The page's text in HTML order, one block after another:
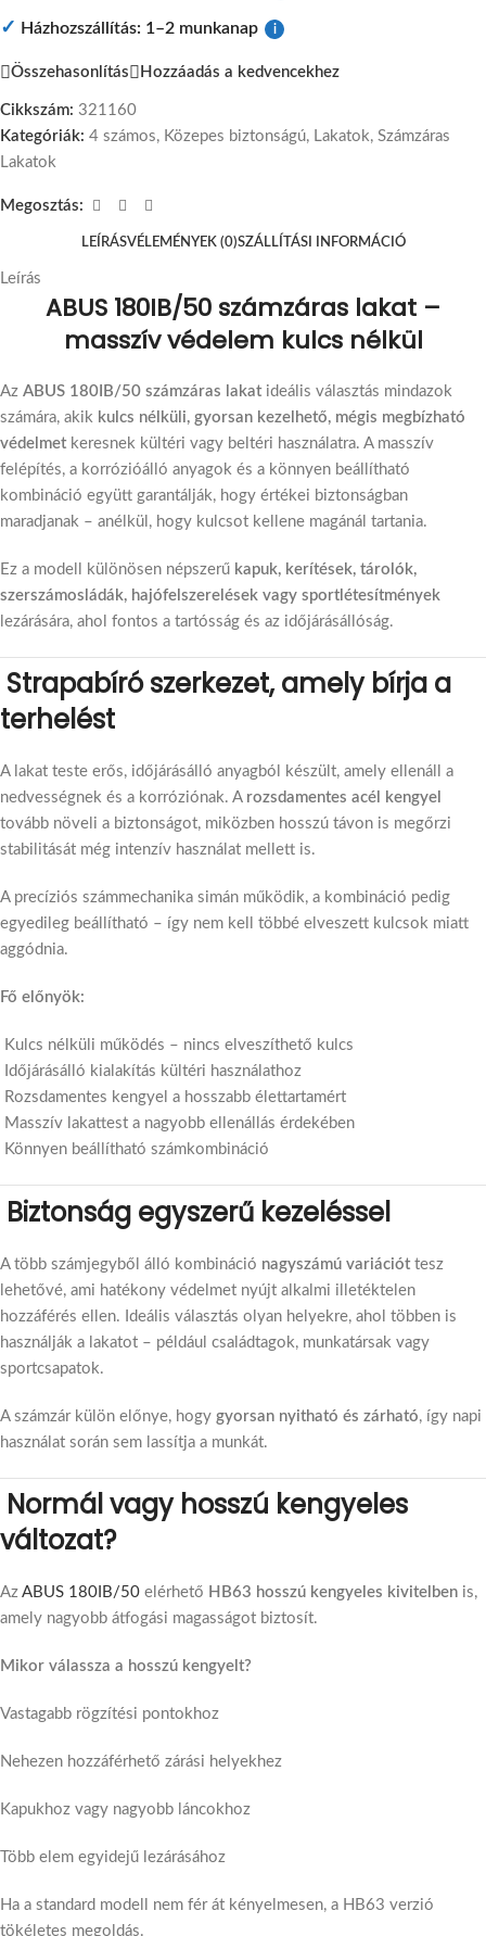
✓ Házhozszállítás: 1–2 munkanap i
Összehasonlítás Hozzáadás a kedvencekhez
Cikkszám: 321160
Kategóriák: 4 számos, Közepes biztonságú, Lakatok, Számzáras
Lakatok
Megosztás:
LEÍRÁSVÉLEMÉNYEK (0)SZÁLLÍTÁSI INFORMÁCIÓ
Leírás
ABUS 180IB/50 számzáras lakat –
masszív védelem kulcs nélkül
Az ABUS 180IB/50 számzáras lakatideális választás mindazok
számára, akik kulcs nélküli, gyorsan kezelhető, mégis megbízható
védelmetkeresnek kültéri vagy beltéri használatra. A masszív
felépítés, a korrózióálló anyagok és a könnyen beállítható
kombináció együtt garantálják, hogy értékei biztonságban
maradjanak – anélkül, hogy kulcsot kellene magánál tartania.
Ez a modell különösen népszerű kapuk, kerítések, tárolók,
szerszámosládák, hajófelszerelések vagy sportlétesítmények
lezárására, ahol fontos a tartósság és az időjárásállóság.
Strapabíró szerkezet, amely bírja a
terhelést
A lakat teste erős, időjárásálló anyagból készült, amely ellenáll a
nedvességnek és a korróziónak. A rozsdamentes acél kengyel
tovább növeli a biztonságot, miközben hosszú távon is megőrzi
stabilitását még intenzív használat mellett is.
A precíziós számmechanika simán működik, a kombináció pedig
egyedileg beállítható – így nem kell többé elveszett kulcsok miatt
aggódnia.
Fő előnyök:
Kulcs nélküli működés – nincs elveszíthető kulcs
Időjárásálló kialakítás kültéri használathoz
Rozsdamentes kengyel a hosszabb élettartamért
Masszív lakattest a nagyobb ellenállás érdekében
Könnyen beállítható számkombináció
Biztonság egyszerű kezeléssel
A több számjegyből álló kombináció nagyszámú variációttesz
lehetővé, ami hatékony védelmet nyújt alkalmi illetéktelen
hozzáférés ellen. Ideális választás olyan helyekre, ahol többen is
használják a lakatot – például családtagok, munkatársak vagy
sportcsapatok.
A számzár külön előnye, hogy gyorsan nyitható és zárható, így napi
használat során sem lassítja a munkát.
Normál vagy hosszú kengyeles
változat?
Az ABUS 180IB/50 elérhető HB63 hosszú kengyeles kivitelben is,
amely nagyobb átfogási magasságot biztosít.
Mikor válassza a hosszú kengyelt?
Vastagabb rögzítési pontokhoz
Nehezen hozzáférhető zárási helyekhez
Kapukhoz vagy nagyobb láncokhoz
Több elem egyidejű lezárásához
Ha a standard modell nem fér át kényelmesen, a HB63 verzió
tökéletes megoldás.